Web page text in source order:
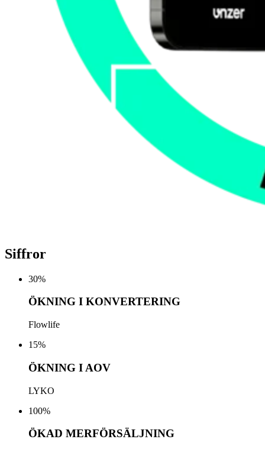
Siffror
30%
ÖKNING I KONVERTERING
Flowlife
15%
ÖKNING I AOV
LYKO
100%
ÖKAD MERFÖRSÄLJNING